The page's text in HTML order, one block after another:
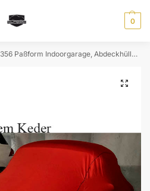
0
356 Paßform Indoorgarage, Abdeckhülle Coupe / Cabrio